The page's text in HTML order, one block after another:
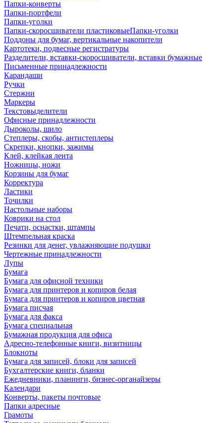
Папки-конверты
Папки-портфели
Папки-уголки
Папки-скоросшиватели пластиковыеПапки-уголки
Поддоны для бумаг, вертикальные накопители
Картотеки, подвесные регистратуры
Разделители, вставки-скоросшиватели, вставки бумажные
Письменные принадлежности
Карандаши
Ручки
Стержни
Маркеры
Текстовыделители
Офисные принадлежности
Дыроколы, шило
Степлеры, скобы, антистеплеры
Скрепки, кнопки, зажимы
Клей, клейкая лента
Ножницы, ножи
Корзины для бумаг
Корректура
Ластики
Точилки
Настольные наборы
Коврики на стол
Печати, оснастки, штампы
Штемпельная краска
Резинки для денег, увлажняющие подушки
Чертежные принадлежности
Лупы
Бумага
Бумага для офисной техники
Бумага для принтеров и копиров белая
Бумага для принтеров и копиров цветная
Бумага писчая
Бумага для факса
Бумага специальная
Бумажная продукция для офиса
Адресно-телефонные книги, визитницы
Блокноты
Бумага для записей, блоки для записей
Бухгалтерские книги, бланки
Ежедневники, планинги, бизнес-органайзеры
Календари
Конверты, пакеты почтовые
Папки адресные
Грамоты